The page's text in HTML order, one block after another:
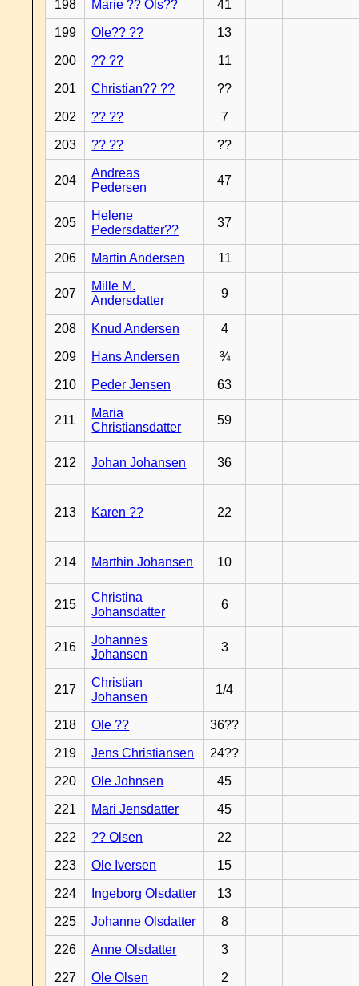
198 Marie ?? Ols?? 41
199 Ole?? ?? 13
200 ?? ?? 11
201 Christian?? ?? ??
202 ?? ?? 7
203 ?? ?? ??
204
Andreas
Pedersen
47
205
Helene
Pedersdatter??
37
206 Martin Andersen 11
207
Mille M.
Andersdatter
9
208 Knud Andersen 4
209 Hans Andersen ¾
210 Peder Jensen 63
211
Maria
Christiansdatter
59
212 Johan Johansen 36
213 Karen ?? 22
214 Marthin Johansen 10
215
Christina
Johansdatter
6
216
Johannes
Johansen
3
217
Christian
Johansen
1/4
218 Ole ?? 36??
219 Jens Christiansen 24??
220 Ole Johnsen 45
221 Mari Jensdatter 45
222 ?? Olsen 22
223 Ole Iversen 15
224 Ingeborg Olsdatter 13
225 Johanne Olsdatter 8
226 Anne Olsdatter 3
227 Ole Olsen 2